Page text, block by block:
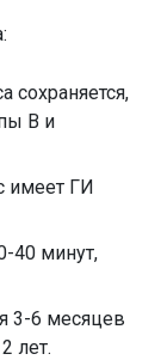
сохраняется,
B и
имеет ГИ
40 минут,
3-6 месяцев
лет.